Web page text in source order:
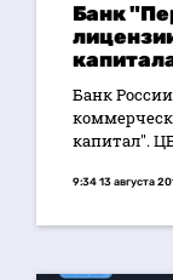
Банк
Банк
капитал".
9:34 13 августа